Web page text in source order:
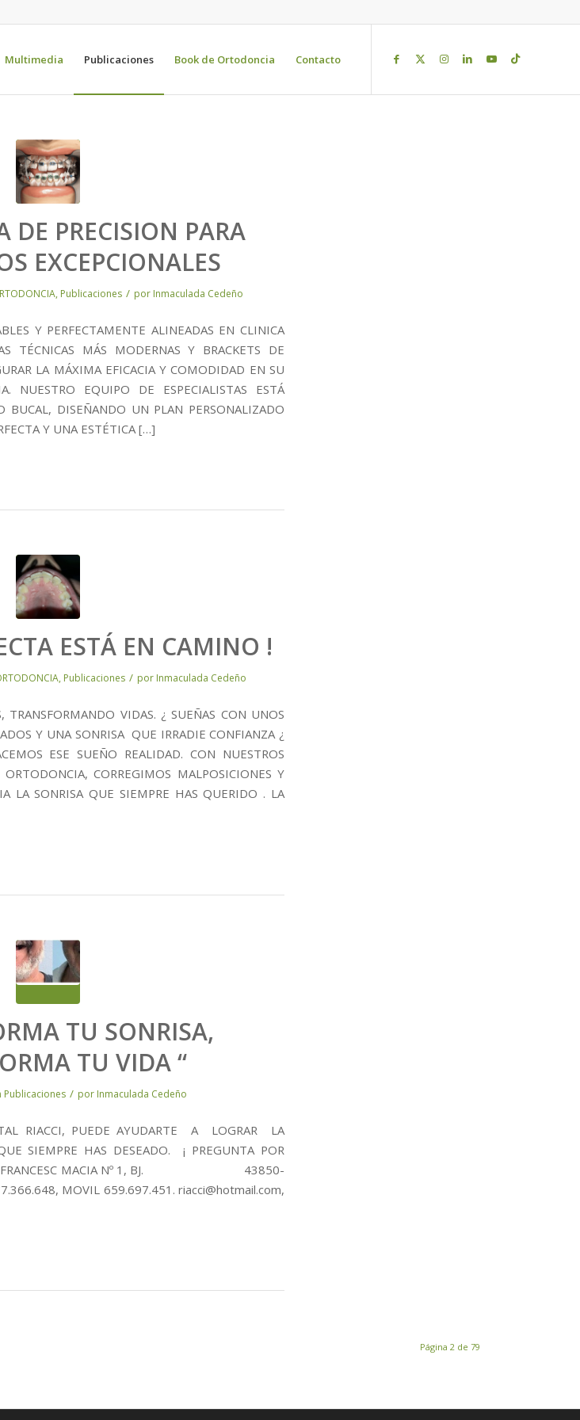
Multimedia Publicaciones Book de Ortodoncia Contacto
DE PRECISION PARA
EXCEPCIONALES
, Publicaciones / por Inmaculada Cedeño
Y PERFECTAMENTE ALINEADAS EN CLINICA
TÉCNICAS MÁS MODERNAS Y BRACKETS DE
LA MÁXIMA EFICACIA Y COMODIDAD EN SU
NUESTRO EQUIPO DE ESPECIALISTAS ESTÁ
DISEÑANDO UN PLAN PERSONALIZADO
Y UNA ESTÉTICA […]
ESTÁ EN CAMINO !
, Publicaciones / por Inmaculada Cedeño
VIDAS. ¿ SUEÑAS CON UNOS
Y UNA SONRISA QUE IRRADIE CONFIANZA ¿
ESE SUEÑO REALIDAD. CON NUESTROS
CORREGIMOS MALPOSICIONES Y
LA SONRISA QUE SIEMPRE HAS QUERIDO . LA
TU SONRISA,
TU VIDA “
Publicaciones / por Inmaculada Cedeño
RIACCI, PUEDE AYUDARTE A LOGRAR LA
SIEMPRE HAS DESEADO. ¡ PREGUNTA POR
PSJ/ FRANCESC MACIA Nº 1, BJ. 43850-
MOVIL 659.697.451. riacci@hotmail.com,
Página 2 de 79